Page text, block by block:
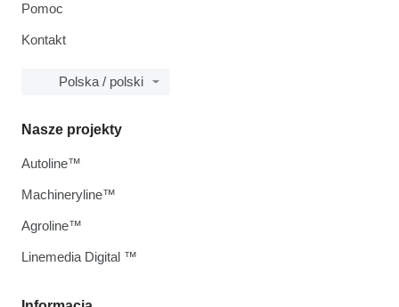
Pomoc
Kontakt
Polska / polski
Nasze projekty
Autoline™
Machineryline™
Agroline™
Linemedia Digital ™